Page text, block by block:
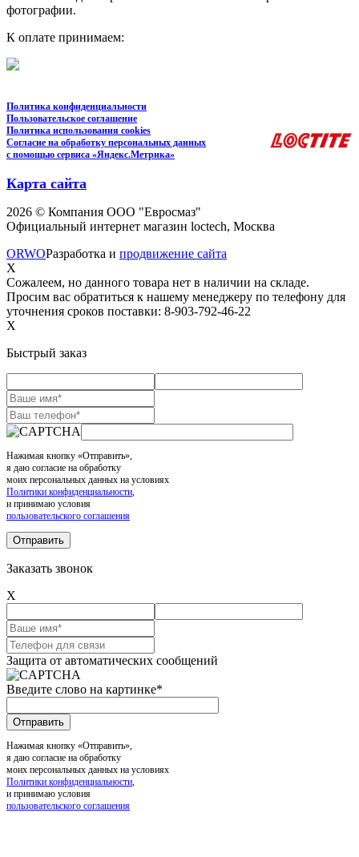
фотографии.
К оплате принимаем:
Политика конфиденциальности
Пользовательское соглашение
Политика использования cookies
Согласие на обработку персональных данных
с помощью сервиса «Яндекс.Метрика»
Карта сайта
2026 © Компания ООО "Евросмаз"
Официальный интернет магазин loctech, Москва
ORWOРазработка и продвижение сайта
X
Сожалеем, но данного товара нет в наличии на складе.
Просим вас обратиться к нашему менеджеру по телефону для
уточнения сроков поставки: 8-903-792-46-22
X
Быстрый заказ
Нажимая кнопку «Отправить»,
я даю согласие на обработку
моих персональных данных на условиях
Политики конфиденциальности,
и принимаю условия
пользовательского соглашения
Заказать звонок
X
Защита от автоматических сообщений
Введите слово на картинке*
Нажимая кнопку «Отправить»,
я даю согласие на обработку
моих персональных данных на условиях
Политики конфиденциальности,
и принимаю условия
пользовательского соглашения